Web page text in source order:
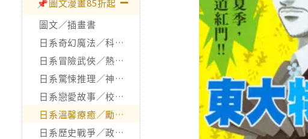
圖文／插畫書
日系奇幻魔法／科幻冒險
日系冒險武俠／熱血運動
日系驚悚推理／神怪靈異
日系戀愛故事／校園青春
日系溫馨療癒／勵志搞笑
日系歷史戰爭／政治宗教